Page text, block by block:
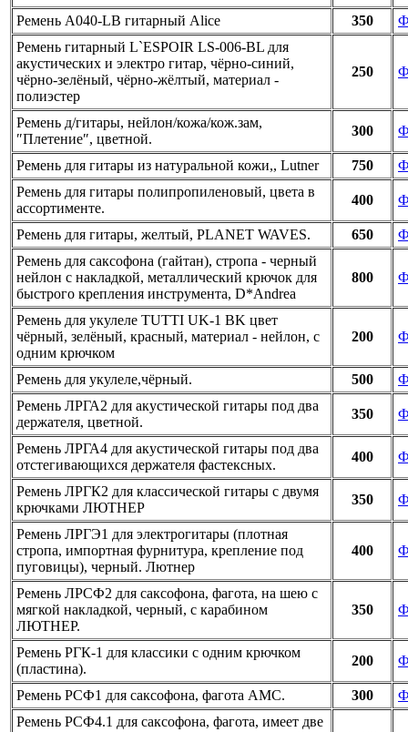
Ремень A040-LB гитарный Alice 350
Ремень гитарный L`ESPOIR LS-006-BL для
акустических и электро гитар, чёрно-синий,
чёрно-зелёный, чёрно-жёлтый, материал -
полиэстер
250
Ремень д/гитары, нейлон/кожа/кож.зам,
″Плетение″, цветной.
300
Ремень для гитары из натуральной кожи,, Lutner 750
Ремень для гитары полипропиленовый, цвета в
ассортименте.
400
Ремень для гитары, желтый, PLANET WAVES. 650
Ремень для саксофона (гайтан), стропа - черный
нейлон с накладкой, металлический крючок для
быстрого крепления инструмента, D*Andrea
800
Ремень для укулеле TUTTI UK-1 BK цвет
чёрный, зелёный, красный, материал - нейлон, с
одним крючком
200
Ремень для укулеле,чёрный. 500
Ремень ЛРГА2 для акустической гитары под два
держателя, цветной.
350
Ремень ЛРГА4 для акустической гитары под два
отстегивающихся держателя фастексных.
400
Ремень ЛРГК2 для классической гитары с двумя
крючками ЛЮТНЕР
350
Ремень ЛРГЭ1 для электрогитары (плотная
стропа, импортная фурнитура, крепление под
пуговицы), черный. Лютнер
400
Ремень ЛРСФ2 для саксофона, фагота, на шею с
мягкой накладкой, черный, с карабином
ЛЮТНЕР.
350
Ремень РГК-1 для классики с одним крючком
(пластина).
200
Ремень РСФ1 для саксофона, фагота АМС. 300
Ремень РСФ4.1 для саксофона, фагота, имеет две